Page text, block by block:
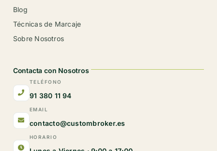
Blog
Técnicas de Marcaje
Sobre Nosotros
Contacta con Nosotros
TELÉFONO
91 380 11 94
EMAIL
contacto@custombroker.es
HORARIO